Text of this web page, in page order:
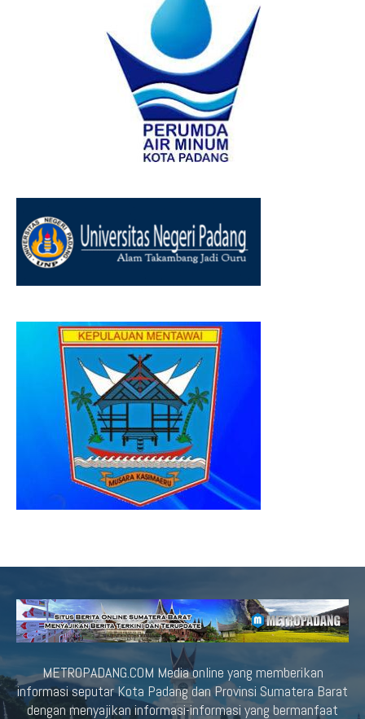
METROPADANG.COM Media online yang memberikan
informasi seputar Kota Padang dan Provinsi Sumatera Barat
dengan menyajikan informasi-informasi yang bermanfaat